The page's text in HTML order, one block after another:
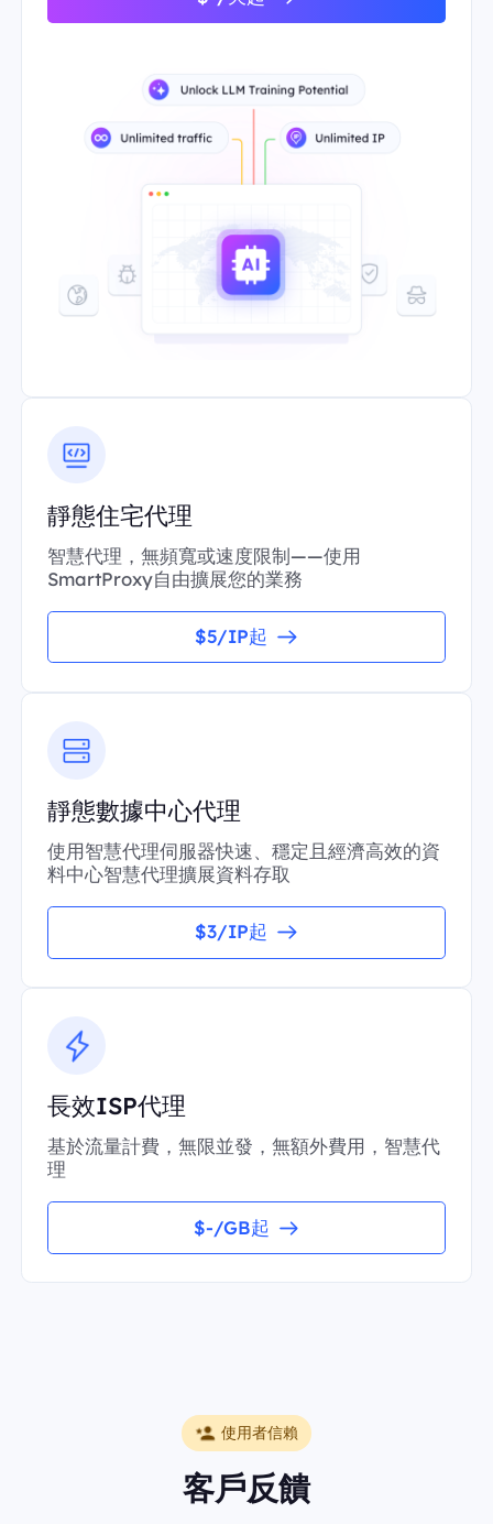
靜態住宅代理
智慧代理，無頻寬或速度限制——使用
SmartProxy自由擴展您的業務
$5/IP起
靜態數據中心代理
使用智慧代理伺服器快速、穩定且經濟高效的資
料中心智慧代理擴展資料存取
$3/IP起
長效ISP代理
基於流量計費，無限並發，無額外費用，智慧代
理
$-/GB起
使用者信賴
客戶反饋